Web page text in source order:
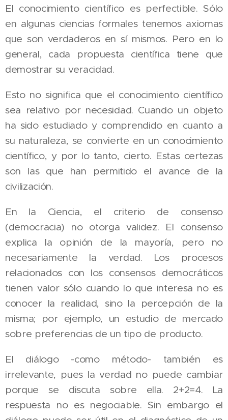
El conocimiento científico es perfectible. Sólo
en algunas ciencias formales tenemos axiomas
que son verdaderos en sí mismos. Pero en lo
general, cada propuesta científica tiene que
demostrar su veracidad.
Esto no significa que el conocimiento científico
sea relativo por necesidad. Cuando un objeto
ha sido estudiado y comprendido en cuanto a
su naturaleza, se convierte en un conocimiento
científico, y por lo tanto, cierto. Estas certezas
son las que han permitido el avance de la
civilización.
En la Ciencia, el criterio de consenso
(democracia) no otorga validez. El consenso
explica la opinión de la mayoría, pero no
necesariamente la verdad. Los procesos
relacionados con los consensos democráticos
tienen valor sólo cuando lo que interesa no es
conocer la realidad, sino la percepción de la
misma; por ejemplo, un estudio de mercado
sobre preferencias de un tipo de producto.
El diálogo -como método- también es
irrelevante, pues la verdad no puede cambiar
porque se discuta sobre ella. 2+2=4. La
respuesta no es negociable. Sin embargo el